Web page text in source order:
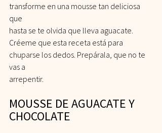
transforme en una mousse tan deliciosa
que
hasta se te olvida que lleva aguacate.
Créeme que esta receta está para
chuparse los dedos. Prepárala, que no te
vas a
arrepentir.
MOUSSE DE AGUACATE Y
CHOCOLATE